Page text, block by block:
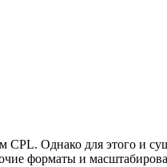
Однако для этого и
форматы и